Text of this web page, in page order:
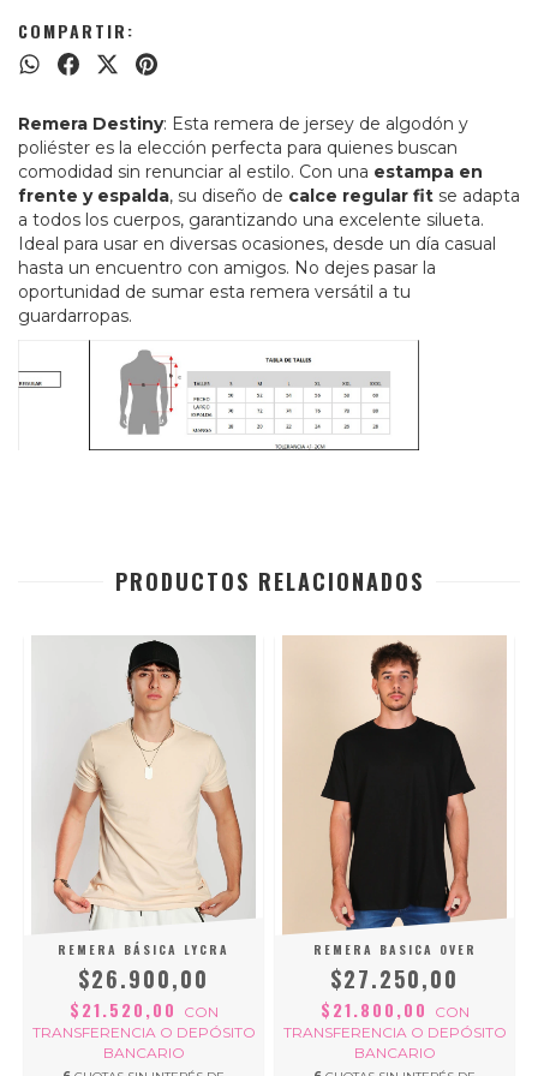
COMPARTIR:
Remera Destiny: Esta remera de jersey de algodón y
poliéster es la elección perfecta para quienes buscan
comodidad sin renunciar al estilo. Con una estampa en
frente y espalda, su diseño de calce regular fit se adapta
a todos los cuerpos, garantizando una excelente silueta.
Ideal para usar en diversas ocasiones, desde un día casual
hasta un encuentro con amigos. No dejes pasar la
oportunidad de sumar esta remera versátil a tu
guardarropas.
PRODUCTOS RELACIONADOS
REMERA BÁSICA LYCRA
$26.900,00
$21.520,00
CON
TRANSFERENCIA O DEPÓSITO
BANCARIO
REMERA BASICA OVER
$27.250,00
$21.800,00
CON
TRANSFERENCIA O DEPÓSITO
BANCARIO